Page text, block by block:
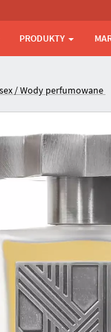
PRODUKTY
/ Wody perfumowane